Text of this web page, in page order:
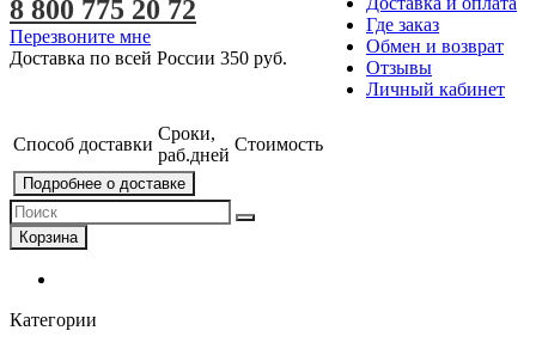
Где заказ
Обмен и возврат
Отзывы
Личный кабинет
8 800 775 20 72
Перезвоните мне
Доставка по всей России 350 руб.
Способ доставки
Сроки,
раб.дней
Стоимость
Подробнее о доставке
Корзина
Категории